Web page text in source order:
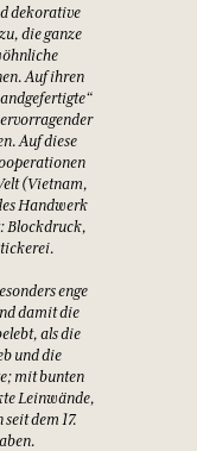
dekorative
die ganze
Auf ihren
Auf diese
(Vietnam,
Handwerk
Blockdruck,
enge
damit die
als die
und die
mit bunten
Leinwände,
dem 17.